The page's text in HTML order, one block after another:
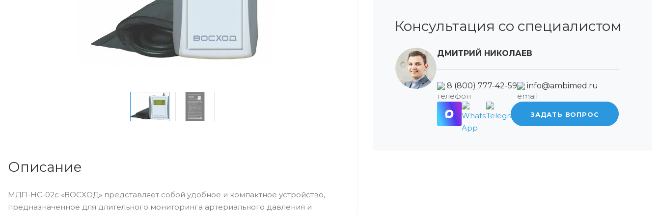
Консультация со специалистом
ДМИТРИЙ НИКОЛАЕВ
8 (800) 777-42-59 info@ambimed.ru
ЗАДАТЬ ВОПРОС
Описание
МДП-НС-02с «ВОСХОД» представляет собой удобное и компактное устройство,
предназначенное для длительного мониторинга артериального давления и